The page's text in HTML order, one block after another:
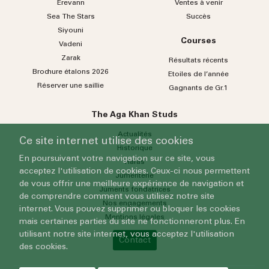
Erevann
Sea TheStars
Siyouni
Vadeni
Zarak
Brochure étalons 2026
Réserver une saillie
Ventes à venir
Succès
Courses
Résultats récents
Etoiles de l’année
Gagnants de Gr.1
The Aga Khan Studs
Actualités
Historique
Haras
Jumenterie
Juments fondatrices
Nos engagements
Mentions légales
Contact
Ce site internet utilise des cookies
En poursuivant votre navigation sur ce site, vous
acceptez l'utilisation de cookies. Ceux-ci nous permettent
de vous offrir une meilleure expérience de navigation et
de comprendre comment vous utilisez notre site
internet. Vous pouvez supprimer ou bloquer les cookies
mais certaines parties du site ne fonctionneront plus. En
utilisant notre site internet, vous acceptez l'utilisation
des cookies.